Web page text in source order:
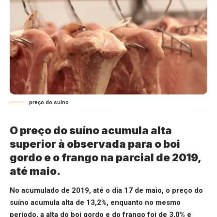
preço do suíno
O preço do suíno acumula alta
superior à observada para o boi
gordo e o frango na parcial de 2019,
até maio.
No acumulado de 2019, até o dia 17 de maio, o preço do
suíno acumula alta de 13,2%, enquanto no mesmo
período, a alta do boi gordo e do frango foi de 3,0% e